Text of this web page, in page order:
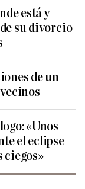
está y
su divorcio
de un
«Unos
el eclipse
ciegos»